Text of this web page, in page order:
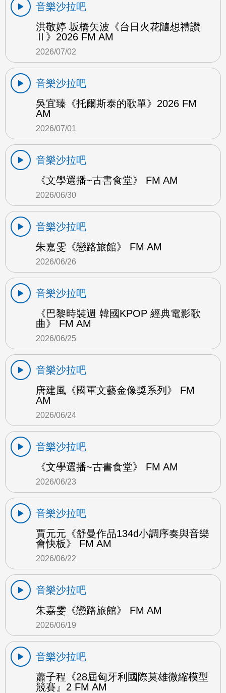
音樂沙拉吧
洪敬婷 坂橋矢波《台日火花隨想禮讚
Ⅱ》2026 FM AM
2026/07/02
音樂沙拉吧
吳宜臻《托爾斯泰的歌單》2026 FM
AM
2026/07/01
音樂沙拉吧
《文學選播~古書食堂》 FM AM
2026/06/30
音樂沙拉吧
朱嘉雯《戀路旅館》 FM AM
2026/06/26
音樂沙拉吧
《巴黎時裝週 韓國KPOP 經典電影歌
曲》 FM AM
2026/06/25
音樂沙拉吧
唐建風《國軍文藝金像獎系列》 FM
AM
2026/06/24
音樂沙拉吧
《文學選播~古書食堂》 FM AM
2026/06/23
音樂沙拉吧
賈元元《舒曼作品134d小調序奏與音樂
會快板》 FM AM
2026/06/22
音樂沙拉吧
朱嘉雯《戀路旅館》 FM AM
2026/06/19
音樂沙拉吧
蕭子程《28屆匈牙利國際莫雄微縮模型
競賽』2 FM AM